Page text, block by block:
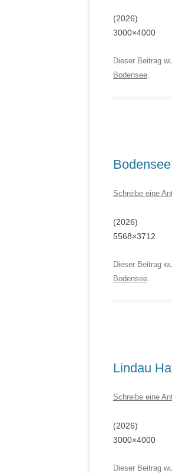
(2026)
3000×4000
Dieser Beitrag
Bodensee.
Schreibe eine
(2026)
5568×3712
Dieser Beitrag
Bodensee.
Lindau
Schreibe eine
(2026)
3000×4000
Dieser Beitrag